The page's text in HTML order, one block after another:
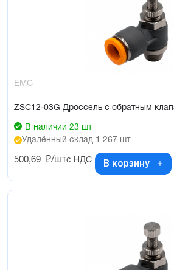
EMC
ZSC12-03G Дроссель с обратным
В наличии 23 шт
Удалённый склад 1 267 шт
500,69 ₽/штс НДС В корзину